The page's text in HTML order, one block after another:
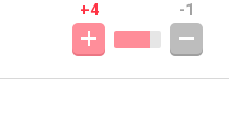
+4 -1